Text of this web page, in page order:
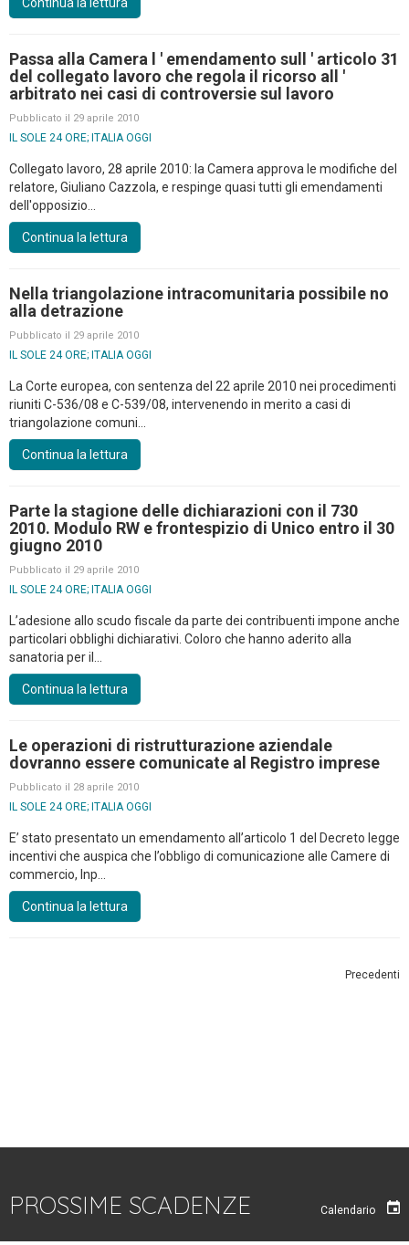
Passa alla Camera l ' emendamento sull ' articolo 31
del collegato lavoro che regola il ricorso all '
arbitrato nei casi di controversie sul lavoro
Pubblicato il 29 aprile 2010
IL SOLE 24 ORE; ITALIA OGGI
Collegato lavoro, 28 aprile 2010: la Camera approva le modifiche del
relatore, Giuliano Cazzola, e respinge quasi tutti gli emendamenti
dell'opposizio...
Continua la lettura
Nella triangolazione intracomunitaria possibile no
alla detrazione
Pubblicato il 29 aprile 2010
IL SOLE 24 ORE; ITALIA OGGI
La Corte europea, con sentenza del 22 aprile 2010 nei procedimenti
riuniti C-536/08 e C-539/08, intervenendo in merito a casi di
triangolazione comuni...
Continua la lettura
Parte la stagione delle dichiarazioni con il 730
2010. Modulo RW e frontespizio di Unico entro il 30
giugno 2010
Pubblicato il 29 aprile 2010
IL SOLE 24 ORE; ITALIA OGGI
L’adesione allo scudo fiscale da parte dei contribuenti impone anche
particolari obblighi dichiarativi. Coloro che hanno aderito alla
sanatoria per il...
Continua la lettura
Le operazioni di ristrutturazione aziendale
dovranno essere comunicate al Registro imprese
Pubblicato il 28 aprile 2010
IL SOLE 24 ORE; ITALIA OGGI
E’ stato presentato un emendamento all’articolo 1 del Decreto legge
incentivi che auspica che l’obbligo di comunicazione alle Camere di
commercio, Inp...
Continua la lettura
Precedenti
PROSSIME SCADENZE Calendario